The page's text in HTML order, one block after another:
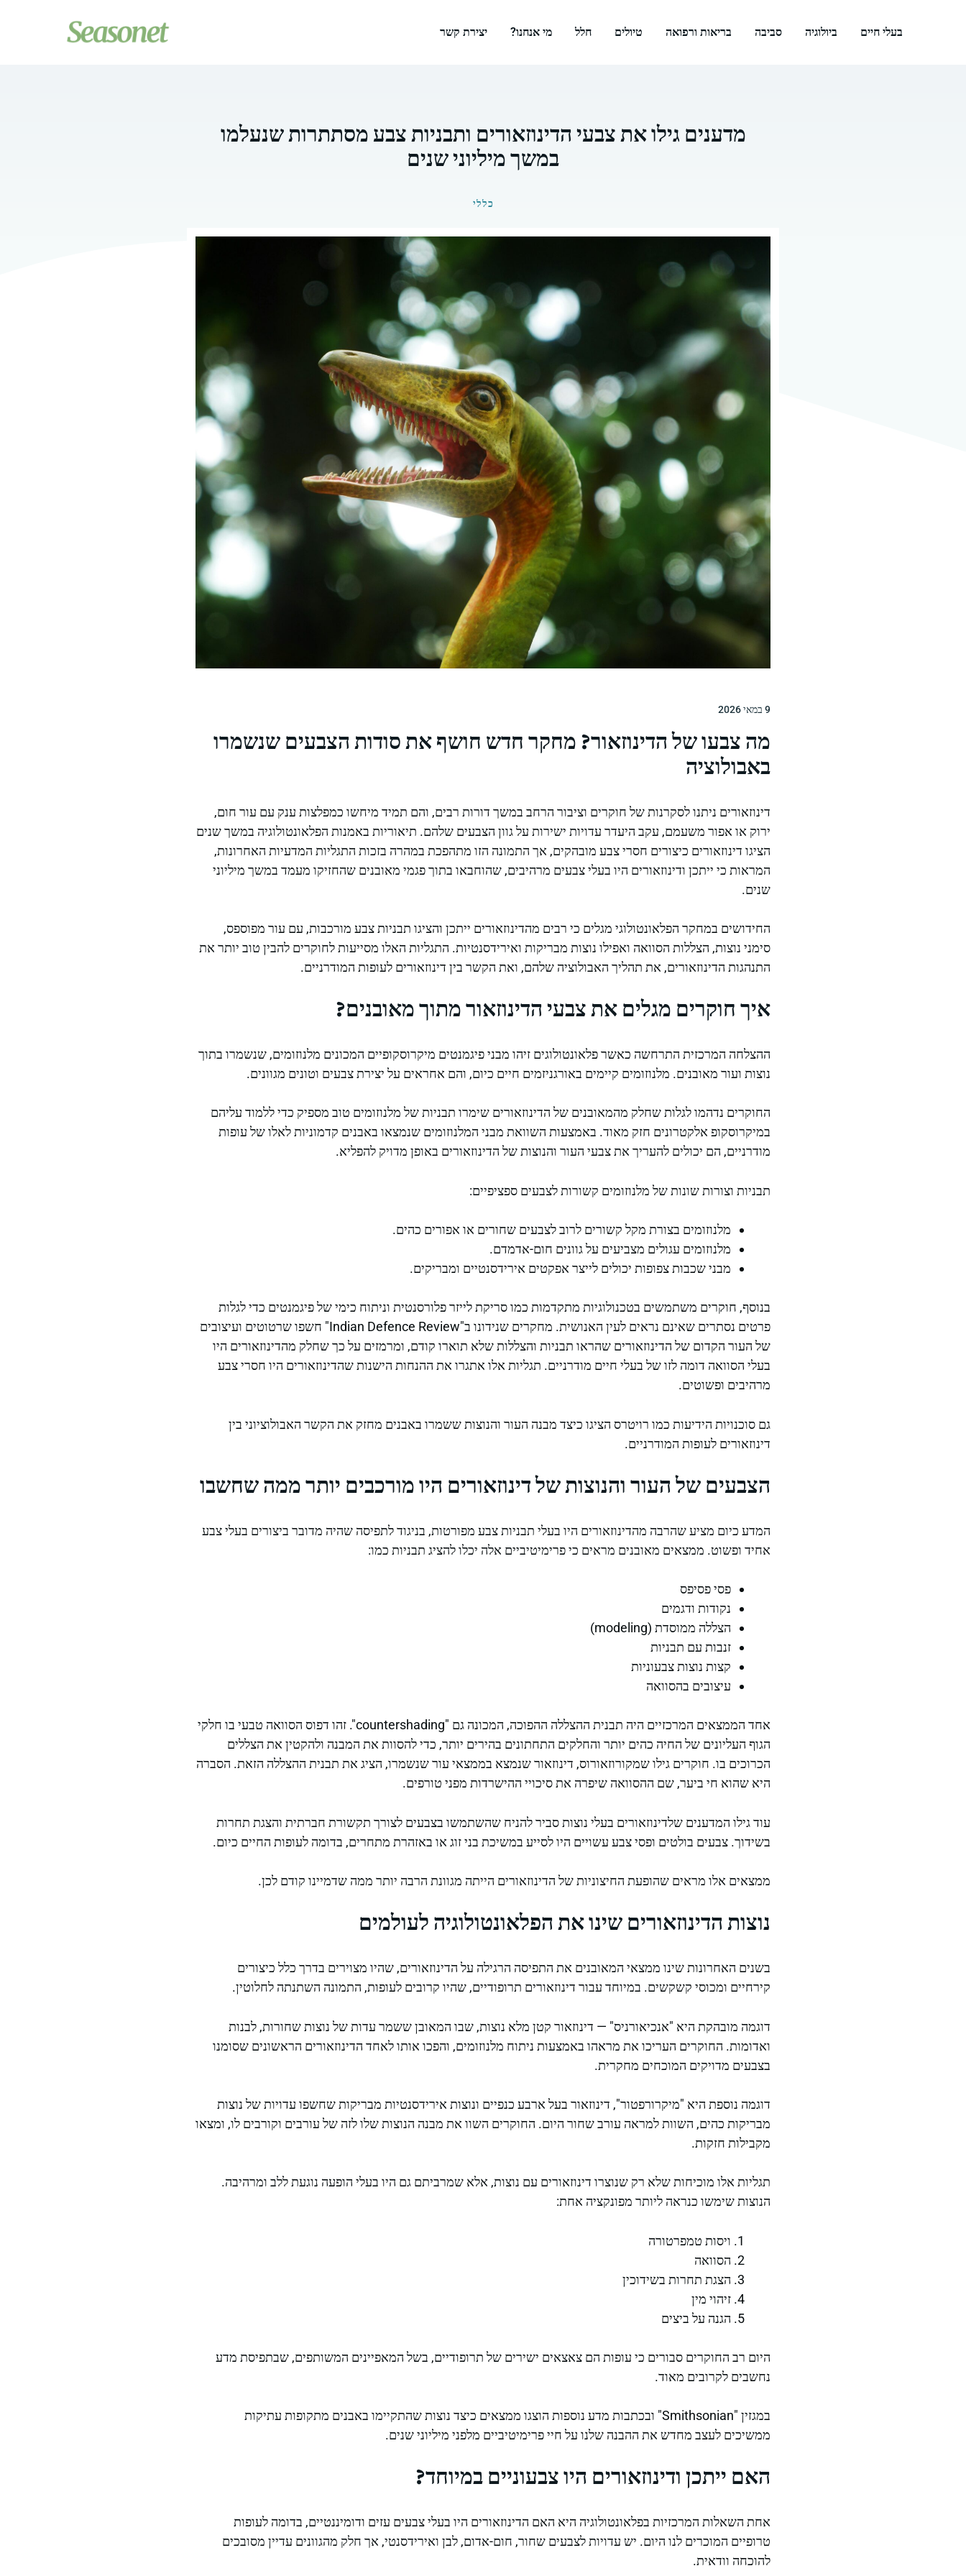
בעלי חיים ביולוגיה סביבה בריאות ורפואה טיולים חלל מי אנחנו? יצירת קשר
מדענים גילו את צבעי הדינוזאורים ותבניות צבע מסתתרות שנעלמו
במשך מיליוני שנים
כללי
9 במאי 2026
מה צבעו של הדינוזאור? מחקר חדש חושף את סודות הצבעים שנשמרו
באבולוציה
דינוזאורים ניתנו לסקרנות של חוקרים וציבור הרחב במשך דורות רבים, והם תמיד מיחשו כמפלצות ענק עם עור חום,
ירוק או אפור משעמם, עקב היעדר עדויות ישירות על גוון הצבעים שלהם. תיאוריות באמנות הפלאונטולוגיה במשך שנים
הציגו דינוזאורים כיצורים חסרי צבע מובהקים, אך התמונה הזו מתהפכת במהרה בזכות התגליות המדעיות האחרונות,
המראות כי ייתכן ודינוזאורים היו בעלי צבעים מרהיבים, שהוחבאו בתוך פגמי מאובנים שהחזיקו מעמד במשך מיליוני
שנים.
החידושים במחקר הפלאונטולוגי מגלים כי רבים מהדינוזאורים ייתכן והציגו תבניות צבע מורכבות, עם עור מפוספס,
סימני נוצות, הצללות הסוואה ואפילו נוצות מבריקות ואירידסנטיות. התגליות האלו מסייעות לחוקרים להבין טוב יותר את
התנהגות הדינוזאורים, את תהליך האבולוציה שלהם, ואת הקשר בין דינוזאורים לעופות המודרניים.
איך חוקרים מגלים את צבעי הדינוזאור מתוך מאובנים?
ההצלחה המרכזית התרחשה כאשר פלאונטולוגים זיהו מבני פיגמנטים מיקרוסקופיים המכונים מלנוזומים, שנשמרו בתוך
נוצות ועור מאובנים. מלנוזומים קיימים באורגניזמים חיים כיום, והם אחראים על יצירת צבעים וטונים מגוונים.
החוקרים נדהמו לגלות שחלק מהמאובנים של הדינוזאורים שימרו תבניות של מלנוזומים טוב מספיק כדי ללמוד עליהם
במיקרוסקופ אלקטרונים חזק מאוד. באמצעות השוואת מבני המלנוזומים שנמצאו באבנים קדמוניות לאלו של עופות
מודרניים, הם יכולים להעריך את צבעי העור והנוצות של הדינוזאורים באופן מדויק להפליא.
תבניות וצורות שונות של מלנוזומים קשורות לצבעים ספציפיים:
מלנוזומים בצורת מקל קשורים לרוב לצבעים שחורים או אפורים כהים.
מלנוזומים עגולים מצביעים על גוונים חום-אדמדם.
מבני שכבות צפופות יכולים לייצר אפקטים אירידסנטיים ומבריקים.
בנוסף, חוקרים משתמשים בטכנולוגיות מתקדמות כמו סריקת לייזר פלורסנטית וניתוח כימי של פיגמנטים כדי לגלות
פרטים נסתרים שאינם נראים לעין האנושית. מחקרים שנידונו ב"Indian Defence Review" חשפו שרטוטים ועיצובים
של העור הקדום של הדינוזאורים שהראו תבניות והצללות שלא תוארו קודם, ומרמזים על כך שחלק מהדינוזאורים היו
בעלי הסוואה דומה לזו של בעלי חיים מודרניים. תגליות אלו אתגרו את ההנחות הישנות שהדינוזאורים היו חסרי צבע
מרהיבים ופשוטים.
גם סוכנויות הידיעות כמו רויטרס הציגו כיצד מבנה העור והנוצות ששמרו באבנים מחזק את הקשר האבולוציוני בין
דינוזאורים לעופות המודרניים.
הצבעים של העור והנוצות של דינוזאורים היו מורכבים יותר ממה שחשבו
המדע כיום מציע שהרבה מהדינוזאורים היו בעלי תבניות צבע מפורטות, בניגוד לתפיסה שהיה מדובר ביצורים בעלי צבע
אחיד ופשוט. ממצאים מאובנים מראים כי פרימיטיביים אלה יכלו להציג תבניות כמו:
פסי פסיפס
נקודות ודגמים
הצללה ממוסדת (modeling)
זנבות עם תבניות
קצות נוצות צבעוניות
עיצובים בהסוואה
אחד הממצאים המרכזיים היה תבנית ההצללה ההפוכה, המכונה גם "countershading". זהו דפוס הסוואה טבעי בו חלקי
הגוף העליונים של החיה כהים יותר והחלקים התחתונים בהירים יותר, כדי להסוות את המבנה ולהקטין את הצללים
הכרוכים בו. חוקרים גילו שמקורוזאורוס, דינוזאור שנמצא בממצאי עור שנשמרו, הציג את תבנית ההצללה הזאת. הסברה
היא שהוא חי ביער, שם ההסוואה שיפרה את סיכויי ההישרדות מפני טורפים.
עוד גילו המדענים שלדינוזאורים בעלי נוצות סביר להניח שהשתמשו בצבעים לצורך תקשורת חברתית והצגת תחרות
בשידוך. צבעים בולטים ופסי צבע עשויים היו לסייע במשיכת בני זוג או באזהרת מתחרים, בדומה לעופות החיים כיום.
ממצאים אלו מראים שהופעת החיצוניות של הדינוזאורים הייתה מגוונת הרבה יותר ממה שדמיינו קודם לכן.
נוצות הדינוזאורים שינו את הפלאונטולוגיה לעולמים
בשנים האחרונות שינו ממצאי המאובנים את התפיסה הרגילה על הדינוזאורים, שהיו מצוירים בדרך כלל כיצורים
קירחיים ומכוסי קשקשים. במיוחד עבור דינוזאורים תרופודיים, שהיו קרובים לעופות, התמונה השתנתה לחלוטין.
דוגמה מובהקת היא "אנכיאורניס" — דינוזאור קטן מלא נוצות, שבו המאובן ששמר עדות של נוצות שחורות, לבנות
ואדומות. החוקרים העריכו את מראהו באמצעות ניתוח מלנוזומים, והפכו אותו לאחד הדינוזאורים הראשונים שסומנו
בצבעים מדויקים המוכחים מחקרית.
דוגמה נוספת היא "מיקרורפטור", דינוזאור בעל ארבע כנפיים ונוצות אירידסנטיות מבריקות שחשפו עדויות של נוצות
מבריקות כהים, השוות למראה עורב שחור היום. החוקרים השוו את מבנה הנוצות שלו לזה של עורבים וקורבים לו, ומצאו
מקבילות חזקות.
תגליות אלו מוכיחות שלא רק שנוצרו דינוזאורים עם נוצות, אלא שמרביתם גם היו בעלי הופעה נוגעת ללב ומרהיבה.
הנוצות שימשו כנראה ליותר מפונקציה אחת:
ויסות טמפרטורה
הסוואה
הצגת תחרות בשידוכין
זיהוי מין
הגנה על ביצים
היום רב החוקרים סבורים כי עופות הם צאצאים ישירים של תרופודיים, בשל המאפיינים המשותפים, שבתפיסת מדע
נחשבים לקרובים מאוד.
במגזין "Smithsonian" ובכתבות מדע נוספות הוצגו ממצאים כיצד נוצות שהתקיימו באבנים מתקופות עתיקות
ממשיכים לעצב מחדש את ההבנה שלנו על חיי פרימיטיביים מלפני מיליוני שנים.
האם ייתכן ודינוזאורים היו צבעוניים במיוחד?
אחת השאלות המרכזיות בפלאונטולוגיה היא האם הדינוזאורים היו בעלי צבעים עזים ודומיננטיים, בדומה לעופות
טרופיים המוכרים לנו היום. יש עדויות לצבעים שחור, חום-אדום, לבן ואירידסנטי, אך חלק מהגוונים עדיין מסובכים
להוכחה וודאית.